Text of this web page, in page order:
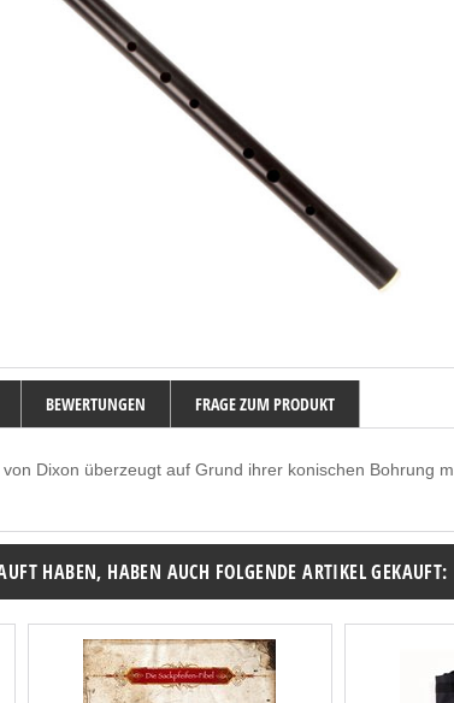
BEWERTUNGEN FRAGE ZUM PRODUKT
Dixon überzeugt auf Grund ihrer konischen Bohrung
HABEN, HABEN AUCH FOLGENDE ARTIKEL GEKAUFT: